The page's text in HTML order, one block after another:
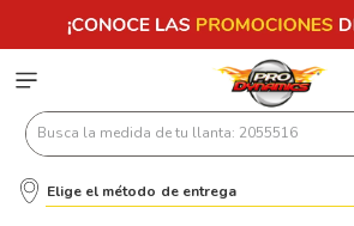
Busca la medida de tu llanta: 2055516
Elige el método de entrega